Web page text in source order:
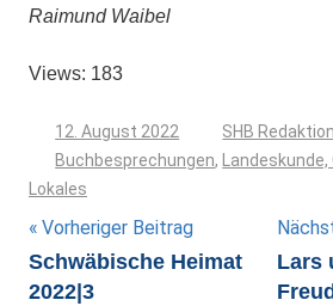
Raimund Waibel
Views: 183
12. August 2022
SHB Redaktion
Buchbesprechungen,
Lokales
Beitragsnavigation
Vorheriger Beitrag
Schwäbische Heimat
2022|3
Lars